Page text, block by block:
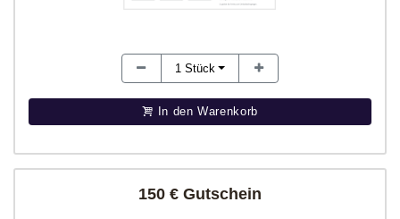
1 Stück
In den Warenkorb
150 € Gutschein